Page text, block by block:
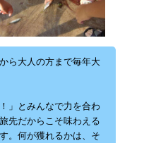
ら大人の方まで毎年大
」とみんなで力を合わ
先だからこそ味わえる
。何が獲れるかは、そ